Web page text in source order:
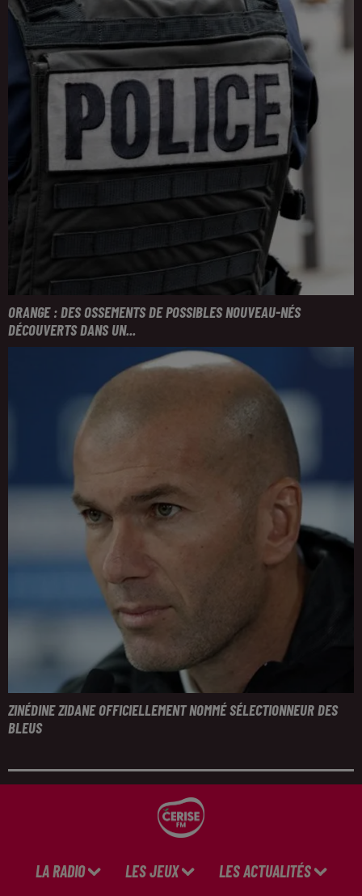
ORANGE : DES OSSEMENTS DE POSSIBLES NOUVEAU-NÉS
DÉCOUVERTS DANS UN...
ZINÉDINE ZIDANE OFFICIELLEMENT NOMMÉ SÉLECTIONNEUR DES
BLEUS
LA RADIO LES JEUX LES ACTUALITÉS